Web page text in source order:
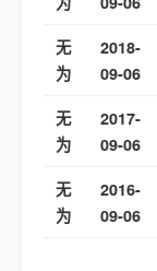
无
为
2018-
09-06
无
为
2017-
09-06
无
为
2016-
09-06